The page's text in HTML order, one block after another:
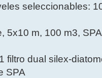
seleccionables:
5x10 m, 100 m3,
filtro dual silex-
SPA